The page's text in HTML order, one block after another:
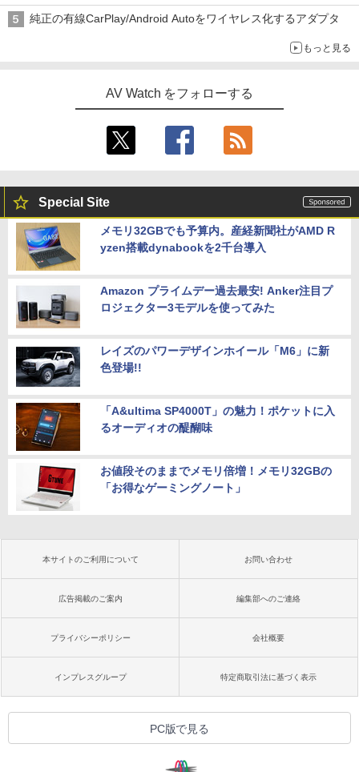
純正の有線CarPlay/Android Autoをワイヤレス化するアダプタ
もっと見る
AV Watch をフォローする
Special Site
メモリ32GBでも予算内。産経新聞社がAMD R
yzen搭載dynabookを2千台導入
Amazon プライムデー過去最安! Anker注目プ
ロジェクター3モデルを使ってみた
レイズのパワーデザインホイール「M6」に新
色登場!!
「A&ultima SP4000T」の魅力！ポケットに入
るオーディオの醍醐味
お値段そのままでメモリ倍増！メモリ32GBの
「お得なゲーミングノート」
本サイトのご利用について お問い合わせ
広告掲載のご案内 編集部へのご連絡
プライバシーポリシー 会社概要
インプレスグループ 特定商取引法に基づく表示
PC版で見る